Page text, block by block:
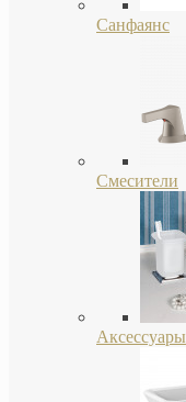
Санфаянс
Смесители
Аксессуары